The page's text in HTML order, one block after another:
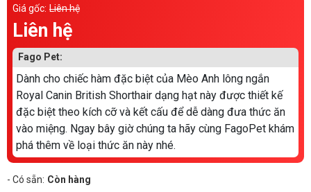
CHÍNH SÁCH
Chính sách mua hàng Chính sách vận chuyển
Chính sách bảo hành Chính sách bảo mật
Chính sách đổi trả
LIÊN HỆ
Giá gốc: Liên hệ
Liên hệ
Fago Pet:
Dành cho chiếc hàm đặc biệt của Mèo Anh lông ngắn
Royal Canin British Shorthair dạng hạt này được thiết kế
đặc biệt theo kích cỡ và kết cấu để dễ dàng đưa thức ăn
vào miệng. Ngay bây giờ chúng ta hãy cùng FagoPet khám
phá thêm về loại thức ăn này nhé.
- Có sẵn: Còn hàng